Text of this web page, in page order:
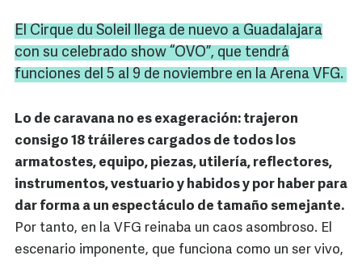
El Cirque du Soleil llega de nuevo a Guadalajara
con su celebrado show “OVO”, que tendrá
funciones del 5 al 9 de noviembre en la Arena VFG.
Lo de caravana no es exageración: trajeron
consigo 18 tráileres cargados de todos los
armatostes, equipo, piezas, utilería, reflectores,
instrumentos, vestuario y habidos y por haber para
dar forma a un espectáculo de tamaño semejante.
Por tanto, en la VFG reinaba un caos asombroso. El
escenario imponente, que funciona como un ser vivo,